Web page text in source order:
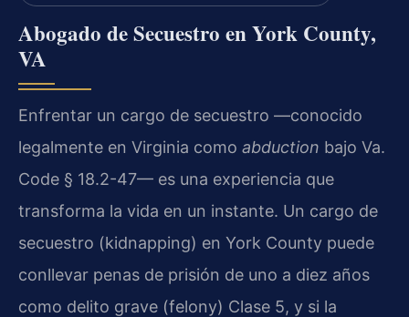
Abogado de Secuestro en York County,
VA
Enfrentar un cargo de secuestro —conocido
legalmente en Virginia como abduction bajo Va.
Code § 18.2-47— es una experiencia que
transforma la vida en un instante. Un cargo de
secuestro (kidnapping) en York County puede
conllevar penas de prisión de uno a diez años
como delito grave (felony) Clase 5, y si la